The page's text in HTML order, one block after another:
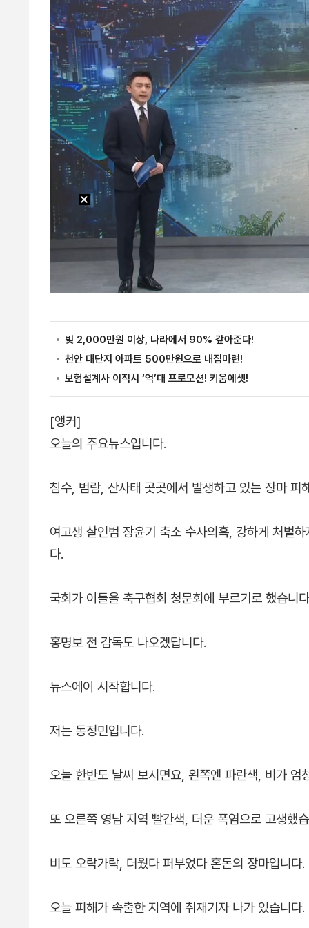
[앵커]
오늘의 주요뉴스입니다.
침수, 범람, 산사태 곳곳에서 발생하고 있는 장마 피
여고생 살인범 장윤기 축소 수사의혹, 강하게 처벌
다.
국회가 이들을 축구협회 청문회에 부르기로 했습니
홍명보 전 감독도 나오겠답니다.
뉴스에이 시작합니다.
저는 동정민입니다.
오늘 한반도 날씨 보시면요, 왼쪽엔 파란색, 비가 엄
또 오른쪽 영남 지역 빨간색, 더운 폭염으로 고생했
비도 오락가락, 더웠다 퍼부었다 혼돈의 장마입니다.
오늘 피해가 속출한 지역에 취재기자 나가 있습니다.